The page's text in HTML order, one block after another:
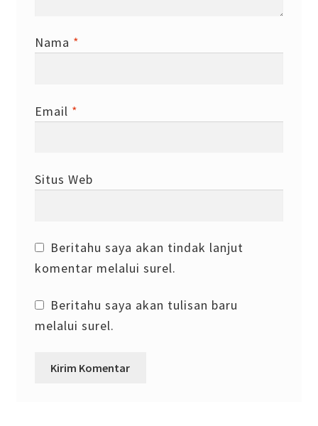
Nama *
Email *
Situs Web
Beritahu saya akan tindak lanjut
komentar melalui surel.
Beritahu saya akan tulisan baru
melalui surel.